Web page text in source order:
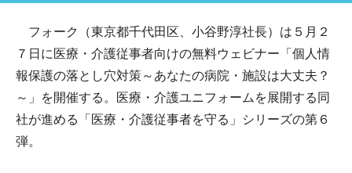
フォーク（東京都千代田区、小谷野淳社長）は５月２
７日に医療・介護従事者向けの無料ウェビナー「個人情
報保護の落とし穴対策～あなたの病院・施設は大丈夫？
～」を開催する。医療・介護ユニフォームを展開する同
社が進める「医療・介護従事者を守る」シリーズの第６
弾。